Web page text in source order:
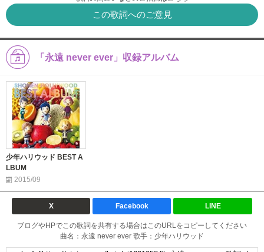
この歌詞へのご意見
「永遠 never ever」収録アルバム
少年ハリウッド BEST A
LBUM
2015/09
X Facebook LINE
ブログやHPでこの歌詞を共有する場合はこのURLをコピーしてください
曲名：永遠 never ever 歌手：少年ハリウッド